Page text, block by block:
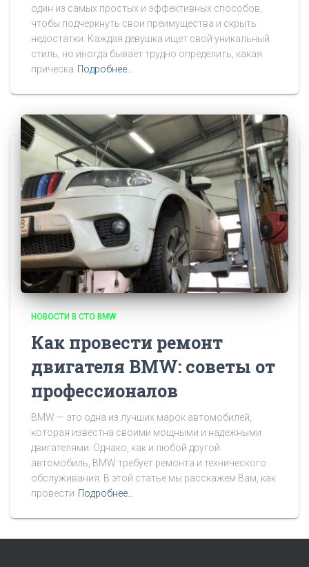
один из самых простых и эффективных способов,
чтобы подчеркнуть свои преимущества и скрыть
недостатки. Каждая девушка ищет свой уникальный
стиль, но иногда бывает трудно определить, какая
прическа Подробнее…
НОВОСТИ В СТО BMW
Как провести ремонт
двигателя BMW: советы от
профессионалов
BMW — это одна из лучших марок автомобилей,
которая известна своими мощными и надежными
двигателями. Однако, как и любой другой
автомобиль, BMW требует ремонта и технического
обслуживания. В этой статье мы расскажем Вам, как
провести Подробнее…